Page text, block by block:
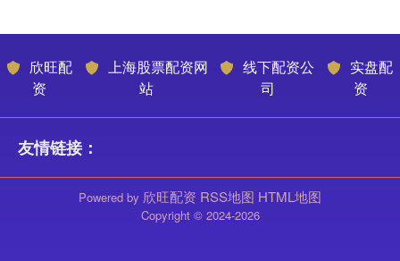
欣旺配
资
上海股票配资网
站
线下配资公
司
实盘配
资
友情链接：
Powered by 欣旺配资 RSS地图 HTML地图
Copyright © 2024-2026